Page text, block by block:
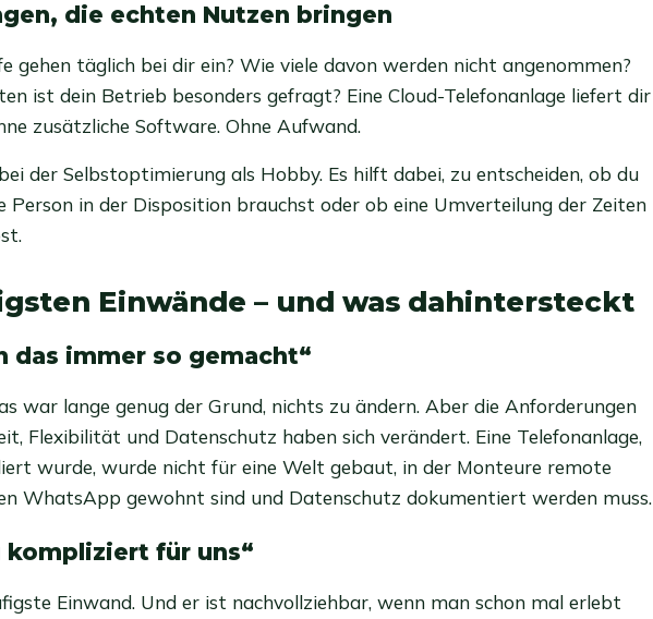
die echten Nutzen bringen
gehen täglich bei dir ein? Wie viele davon werden nicht angenommen?
ist dein Betrieb besonders gefragt? Eine Cloud-Telefonanlage liefert dir
zusätzliche Software. Ohne Aufwand.
der Selbstoptimierung als Hobby. Es hilft dabei, zu entscheiden, ob du
Person in der Disposition brauchst oder ob eine Umverteilung der Zeiten
Einwände – und was dahintersteckt
das immer so gemacht“
war lange genug der Grund, nichts zu ändern. Aber die Anforderungen
Flexibilität und Datenschutz haben sich verändert. Eine Telefonanlage,
wurde, wurde nicht für eine Welt gebaut, in der Monteure remote
WhatsApp gewohnt sind und Datenschutz dokumentiert werden muss.
kompliziert für uns“
Einwand. Und er ist nachvollziehbar, wenn man schon mal erlebt